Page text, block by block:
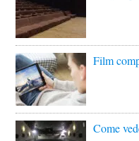
Film
Come